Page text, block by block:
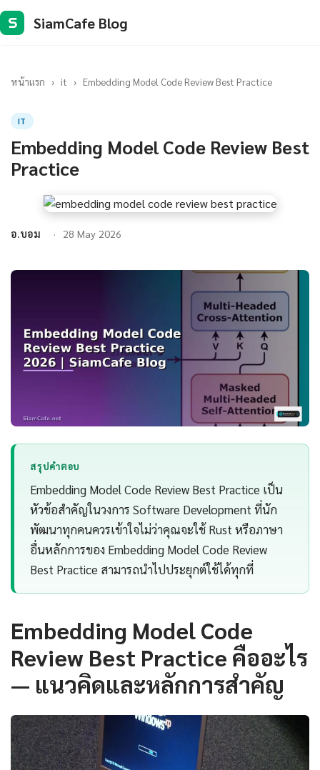
S SiamCafe Blog
หน้าแรก › it › Embedding Model Code Review Best Practice
IT
Embedding Model Code Review Best
Practice
อ.บอม 28 May 2026
สรุปคำตอบ
Embedding Model Code Review Best Practice เป็น
หัวข้อสำคัญในวงการ Software Development ที่นัก
พัฒนาทุกคนควรเข้าใจไม่ว่าคุณจะใช้ Rust หรือภาษา
อื่นหลักการของ Embedding Model Code Review
Best Practice สามารถนำไปประยุกต์ใช้ได้ทุกที่
Embedding Model Code
Review Best Practice คืออะไร
— แนวคิดและหลักการสำคัญ